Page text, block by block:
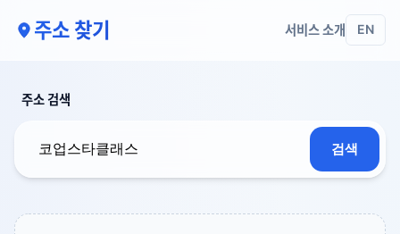
주소 찾기 서비스 소개 EN
주소 검색
검색